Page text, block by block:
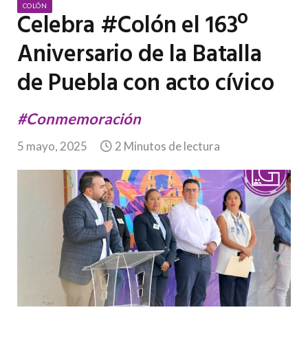
COLÓN
Celebra #Colón el 163º
Aniversario de la Batalla
de Puebla con acto cívico
#Conmemoración
5 mayo, 2025 2 Minutos de lectura